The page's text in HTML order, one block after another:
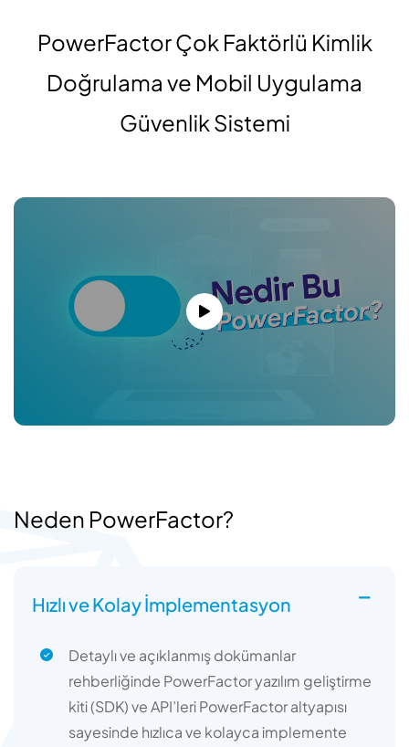
PowerFactor Çok Faktörlü Kimlik
Doğrulama ve Mobil Uygulama
Güvenlik Sistemi
Neden PowerFactor?
Hızlı ve Kolay İmplementasyon
Detaylı ve açıklanmış dokümanlar
rehberliğinde PowerFactor yazılım geliştirme
kiti (SDK) ve API’leri PowerFactor altyapısı
sayesinde hızlıca ve kolayca implemente